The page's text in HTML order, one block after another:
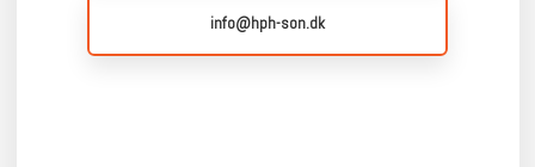
info@hph-son.dk​